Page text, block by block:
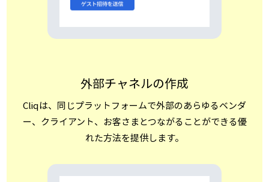
外部チャネルの作成
Cliqは、同じプラットフォームで外部のあらゆるベンダ
ー、クライアント、お客さまとつながることができる優
れた方法を提供します。